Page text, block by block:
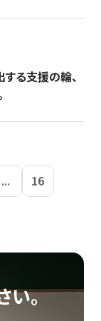
る支援の輪、
... 16
い。